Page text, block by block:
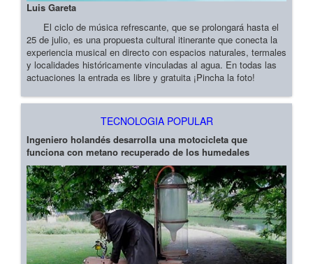
Luis Gareta
El ciclo de música refrescante, que se prolongará hasta el
25 de julio, es una propuesta cultural itinerante que conecta la
experiencia musical en directo con espacios naturales, termales
y localidades históricamente vinculadas al agua. En todas las
actuaciones la entrada es libre y gratuita ¡Pincha la foto!
TECNOLOGIA POPULAR
Ingeniero holandés desarrolla una motocicleta que
funciona con metano recuperado de los humedales